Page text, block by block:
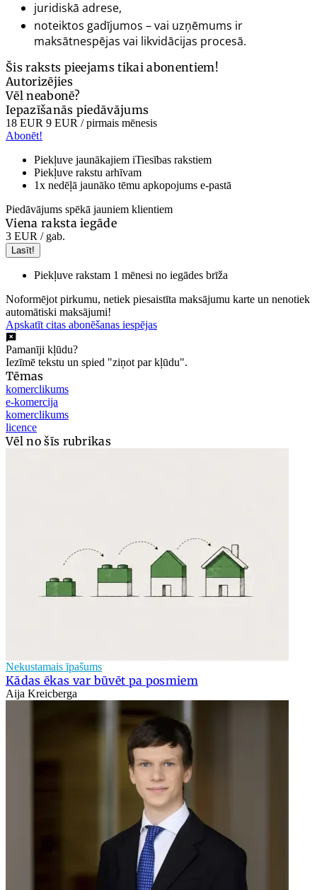
juridiskā adrese,
noteiktos gadījumos – vai uzņēmums ir
maksātnespējas vai likvidācijas procesā.
Šis raksts pieejams tikai abonentiem!
Autorizējies
Vēl neabonē?
Iepazīšanās piedāvājums
18 EUR 9 EUR / pirmais mēnesis
Abonēt!
Piekļuve jaunākajiem iTiesības rakstiem
Piekļuve rakstu arhīvam
1x nedēļā jaunāko tēmu apkopojums e-pastā
Piedāvājums spēkā jauniem klientiem
Viena raksta iegāde
3 EUR / gab.
Lasīt!
Piekļuve rakstam 1 mēnesi no iegādes brīža
Noformējot pirkumu, netiek piesaistīta maksājumu karte un nenotiek
automātiski maksājumi!
Apskatīt citas abonēšanas iespējas
Pamanīji kļūdu?
Iezīmē tekstu un spied "ziņot par kļūdu".
Tēmas
komerclikums
e-komercija
komerclikums
licence
Vēl no šīs rubrikas
Nekustamais īpašums
Kādas ēkas var būvēt pa posmiem
Aija Kreicberga